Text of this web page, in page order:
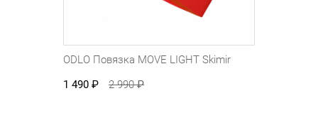
ODLO Повязка MOVE LIGHT Skimir
1 490 ₽ 2 990₽